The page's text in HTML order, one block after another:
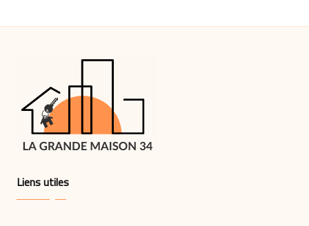
Liens utiles